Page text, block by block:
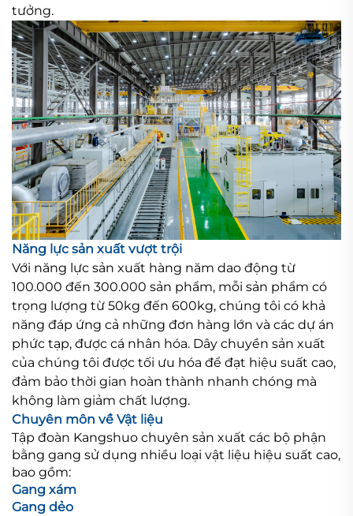
tưởng.
Năng lực sản xuất vượt trội
Với năng lực sản xuất hàng năm dao động từ
100.000 đến 300.000 sản phẩm, mỗi sản phẩm có
trọng lượng từ 50kg đến 600kg, chúng tôi có khả
năng đáp ứng cả những đơn hàng lớn và các dự án
phức tạp, được cá nhân hóa. Dây chuyền sản xuất
của chúng tôi được tối ưu hóa để đạt hiệu suất cao,
đảm bảo thời gian hoàn thành nhanh chóng mà
không làm giảm chất lượng.
Chuyên môn về Vật liệu
Tập đoàn Kangshuo chuyên sản xuất các bộ phận
bằng gang sử dụng nhiều loại vật liệu hiệu suất cao,
bao gồm:
Gang xám
Gang dẻo